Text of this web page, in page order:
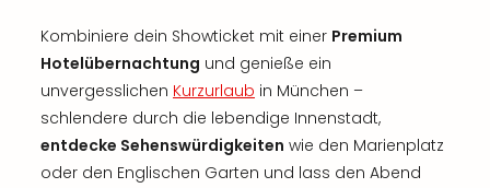
Kombiniere dein Showticket mit einer Premium
Hotelübernachtung und genieße ein
unvergesslichen Kurzurlaub in München –
schlendere durch die lebendige Innenstadt,
entdecke Sehenswürdigkeiten wie den Marienplatz
oder den Englischen Garten und lass den Abend